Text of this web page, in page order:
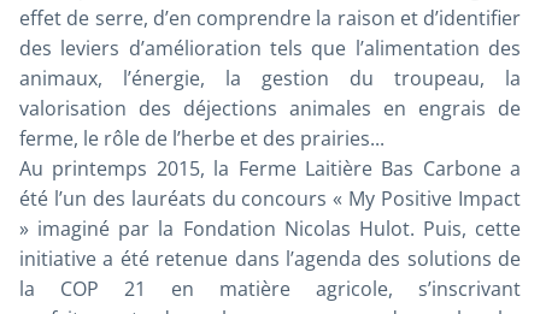
effet de serre, d’en comprendre la raison et d’identifier
des leviers d’amélioration tels que l’alimentation des
animaux, l’énergie, la gestion du troupeau, la
valorisation des déjections animales en engrais de
ferme, le rôle de l’herbe et des prairies...
Au printemps 2015, la Ferme Laitière Bas Carbone a
été l’un des lauréats du concours « My Positive Impact
» imaginé par la Fondation Nicolas Hulot. Puis, cette
initiative a été retenue dans l’agenda des solutions de
la COP 21 en matière agricole, s’inscrivant